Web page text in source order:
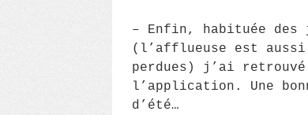
– Enfin, habituée des
(l’afflueuse est aussi
perdues) j’ai
l’application. Une
d’été…